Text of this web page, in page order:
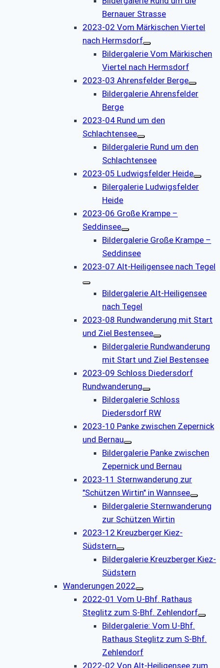
Bernauer Strasse
2023-02 Vom Märkischen Viertel
nach Hermsdorf
Bildergalerie Vom Märkischen
Viertel nach Hermsdorf
2023-03 Ahrensfelder Berge
Bildergalerie Ahrensfelder
Berge
2023-04 Rund um den
Schlachtensee
Bildergalerie Rund um den
Schlachtensee
2023-05 Ludwigsfelder Heide
Bilergalerie Ludwigsfelder
Heide
2023-06 Große Krampe –
Seddinsee
Bildergalerie Große Krampe –
Seddinsee
2023-07 Alt-Heiligensee nach Tegel
Bildergalerie Alt-Heiligensee
nach Tegel
2023-08 Rundwanderung mit Start
und Ziel Bestensee
Bildergalerie Rundwanderung
mit Start und Ziel Bestensee
2023-09 Schloss Diedersdorf
Rundwanderung
Bildergalerie Schloss
Diedersdorf RW
2023-10 Panke zwischen Zepernick
und Bernau
Bildergalerie Panke zwischen
Zepernick und Bernau
2023-11 Sternwanderung zur
"Schützen Wirtin" in Wannsee
Bildergalerie Sternwanderung
zur Schützen Wirtin
2023-12 Kreuzberger Kiez-
Südstern
Bildergalerie Kreuzberger Kiez-
Südstern
Wanderungen 2022
2022-01 Vom U-Bhf. Rathaus
Steglitz zum S-Bhf. Zehlendorf
Bildergalerie: Vom U-Bhf.
Rathaus Steglitz zum S-Bhf.
Zehlendorf
2022-02 Von Alt-Heiligensee zum